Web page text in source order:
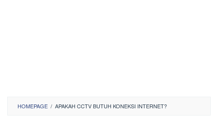
HOMEPAGE / APAKAH CCTV BUTUH KONEKSI INTERNET?